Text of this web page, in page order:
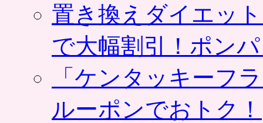
置き換えダイエッ
で大幅割引！ポン
「ケンタッキーフ
ルーポンでおトク！